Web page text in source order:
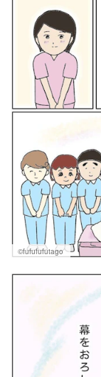
©fufufufutago